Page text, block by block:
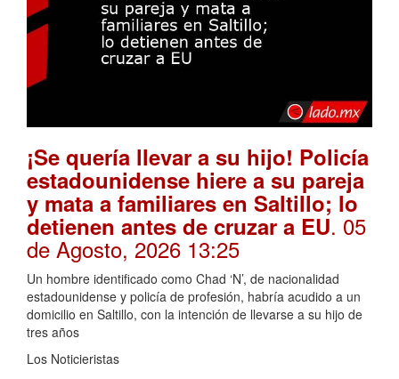
¡Se quería llevar a su hijo! Policía
estadounidense hiere a su pareja
y mata a familiares en Saltillo; lo
detienen antes de cruzar a EU. 05
de Agosto, 2026 13:25
Un hombre identificado como Chad ‘N’, de nacionalidad
estadounidense y policía de profesión, habría acudido a un
domicilio en Saltillo, con la intención de llevarse a su hijo de
tres años
Los Noticieristas